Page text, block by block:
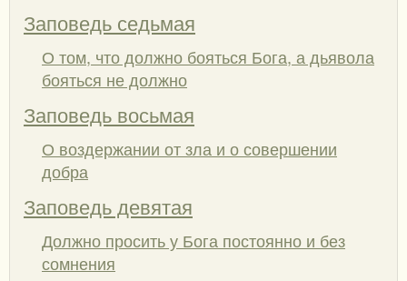
Заповедь седьмая
О том, что должно бояться Бога, а дьявола
бояться не должно
Заповедь восьмая
О воздержании от зла и о совершении
добра
Заповедь девятая
Должно просить у Бога постоянно и без
сомнения